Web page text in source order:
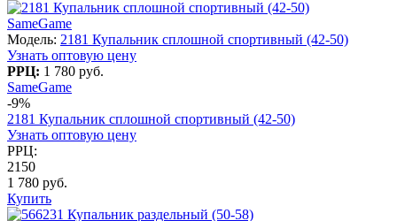
SameGame
Модель: 2181 Купальник сплошной спортивный (42-50)
Узнать оптовую цену
РРЦ: 1 780 руб.
SameGame
-9%
2181 Купальник сплошной спортивный (42-50)
Узнать оптовую цену
РРЦ:
2150
1 780 руб.
Купить